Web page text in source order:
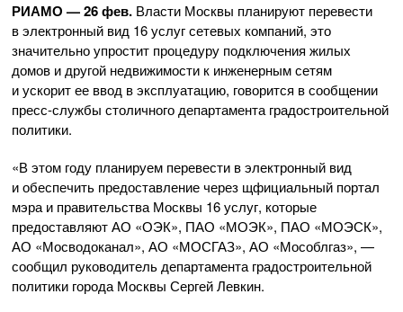
РИАМО — 26 фев. Власти Москвы планируют перевести
в электронный вид 16 услуг сетевых компаний, это
значительно упростит процедуру подключения жилых
домов и другой недвижимости к инженерным сетям
и ускорит ее ввод в эксплуатацию, говорится в сообщении
пресс-службы столичного департамента градостроительной
политики.
«В этом году планируем перевести в электронный вид
и обеспечить предоставление через щфициальный портал
мэра и правительства Москвы 16 услуг, которые
предоставляютАО «ОЭК», ПАО «МОЭК», ПАО «МОЭСК»,
АО «Мосводоканал», АО «МОСГАЗ», АО «Мособлгаз», —
сообщил руководитель департамента градостроительной
политики города Москвы Сергей Левкин.